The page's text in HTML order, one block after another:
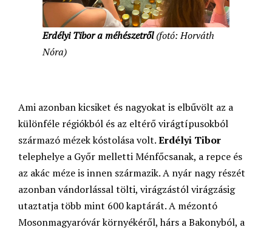
Erdélyi Tibor a méhészetről (fotó: Horváth
Nóra)
Ami azonban kicsiket és nagyokat is elbűvölt az a
különféle régiókból és az eltérő virágtípusokból
származó mézek kóstolása volt.Erdélyi Tibor
telephelye a Győr melletti Ménfőcsanak, a repce és
az akác méze is innen származik. A nyár nagy részét
azonban vándorlással tölti, virágzástól virágzásig
utaztatja több mint 600 kaptárát. A mézontó
Mosonmagyaróvár környékéről, hárs a Bakonyból, a